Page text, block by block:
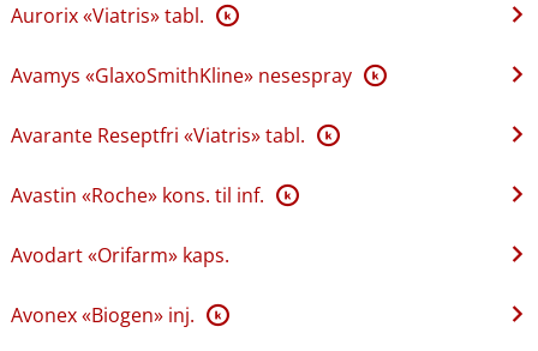
Aurorix «Viatris» tabl. K
Avamys «GlaxoSmithKline» nesespray K
Avarante Reseptfri «Viatris» tabl. K
Avastin «Roche» kons. til inf. K
Avodart «Orifarm» kaps.
Avonex «Biogen» inj. K